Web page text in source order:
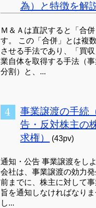
為）と特徴を解
Ｍ＆Ａは直訳すると「合
す。 この「合併」とは複
させる手法であり、「買
業自体を取得する手法（
分割）と、...
事業譲渡の手続
告・反対株主の
求権）
(43pv)
通知・公告 事業譲渡をし
会社は、事業譲渡の効力
前までに、株主に対して
旨を通知しなければなり
し...